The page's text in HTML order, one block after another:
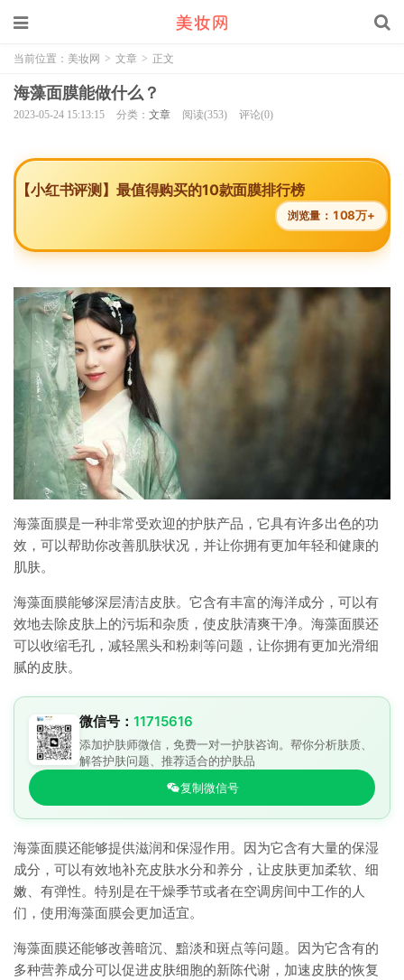
当前位置： 美妆网 > 文章 > 正文
海藻面膜能做什么？
2023-05-24 15:13:15 分类： 文章 阅读(353) 评论(0)
【小红书评测】最值得购买的10款面膜排行榜
浏览量： 108万+
海藻面膜是一种非常受欢迎的护肤产品，它具有许多出色的功
效，可以帮助你改善肌肤状况，并让你拥有更加年轻和健康的
肌肤。
海藻面膜能够深层清洁皮肤。它含有丰富的海洋成分，可以有
效地去除皮肤上的污垢和杂质，使皮肤清爽干净。海藻面膜还
可以收缩毛孔，减轻黑头和粉刺等问题，让你拥有更加光滑细
腻的皮肤。
微信号： 11715616
添加护肤师微信，免费一对一护肤咨询。帮你分析肤质、
解答护肤问题、推荐适合的护肤品
复制微信号
海藻面膜还能够提供滋润和保湿作用。因为它含有大量的保湿
成分，可以有效地补充皮肤水分和养分，让皮肤更加柔软、细
嫩、有弹性。特别是在干燥季节或者在空调房间中工作的人
们，使用海藻面膜会更加适宜。
海藻面膜还能够改善暗沉、黯淡和斑点等问题。因为它含有的
多种营养成分可以促进皮肤细胞的新陈代谢，加速皮肤的恢复